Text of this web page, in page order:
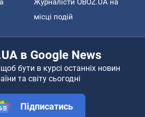
Журналісти OBOZ.UA на
місці подій
в Google News
бути в курсі останніх новин
та світу сьогодні
Підписатись